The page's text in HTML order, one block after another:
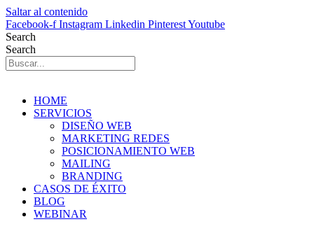
Saltar al contenido
Facebook-f Instagram Linkedin PinterestYoutube
Search
Search
HOME
SERVICIOS
DISEÑO WEB
MARKETING REDES
POSICIONAMIENTO WEB
MAILING
BRANDING
CASOS DE ÉXITO
BLOG
WEBINAR